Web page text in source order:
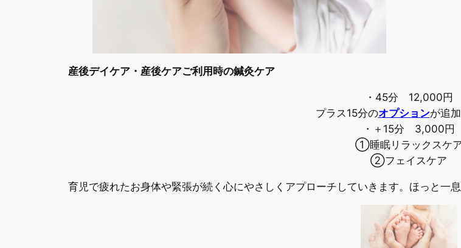
産後デイケア・産後ケアご利用時の鍼灸ケア
・45分 12,000円
プラス15分のオプションが追
・＋15分 3,000円
①睡眠リラックスケ
②フェイスケア
育児で疲れたお身体や緊張が続く心にやさしくアプローチしていきます。ほっと一